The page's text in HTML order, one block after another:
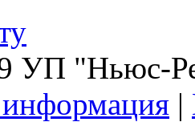
УП "Ньюс-
|